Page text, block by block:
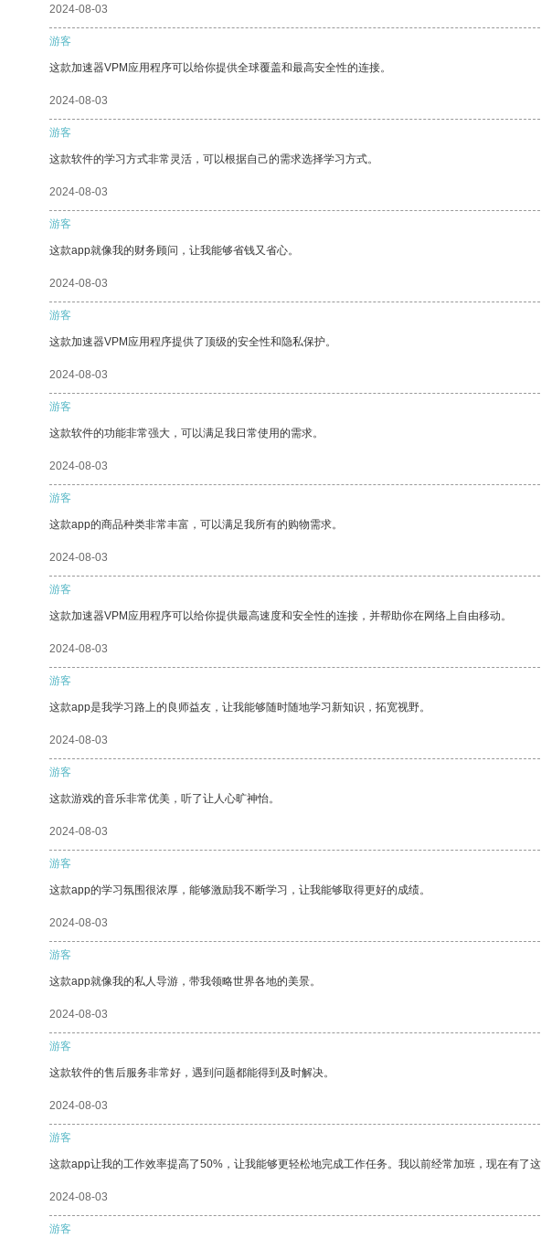
2024-08-03
游客
这款加速器VPM应用程序可以给你提供全球覆盖和最高安全性的连接。
2024-08-03
游客
这款软件的学习方式非常灵活，可以根据自己的需求选择学习方式。
2024-08-03
游客
这款app就像我的财务顾问，让我能够省钱又省心。
2024-08-03
游客
这款加速器VPM应用程序提供了顶级的安全性和隐私保护。
2024-08-03
游客
这款软件的功能非常强大，可以满足我日常使用的需求。
2024-08-03
游客
这款app的商品种类非常丰富，可以满足我所有的购物需求。
2024-08-03
游客
这款加速器VPM应用程序可以给你提供最高速度和安全性的连接，并帮助你在网络上自由移动。
2024-08-03
游客
这款app是我学习路上的良师益友，让我能够随时随地学习新知识，拓宽视野。
2024-08-03
游客
这款游戏的音乐非常优美，听了让人心旷神怡。
2024-08-03
游客
这款app的学习氛围很浓厚，能够激励我不断学习，让我能够取得更好的成绩。
2024-08-03
游客
这款app就像我的私人导游，带我领略世界各地的美景。
2024-08-03
游客
这款软件的售后服务非常好，遇到问题都能得到及时解决。
2024-08-03
游客
这款app让我的工作效率提高了50%，让我能够更轻松地完成工作任务。我以前经常加班，现在有了
2024-08-03
游客